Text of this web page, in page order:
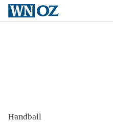
Handball